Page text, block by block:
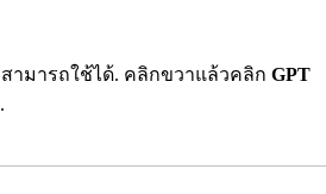
สามารถใช้ได้. คลิกขวาแล้วคลิก GPT
.